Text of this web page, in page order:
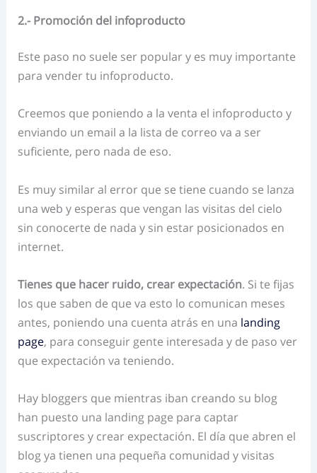
2.- Promoción del infoproducto
Este paso no suele ser popular y es muy importante
para vender tu infoproducto.
Creemos que poniendo a la venta el infoproducto y
enviando un email a la lista de correo va a ser
suficiente, pero nada de eso.
Es muy similar al error que se tiene cuando se lanza
una web y esperas que vengan las visitas del cielo
sin conocerte de nada y sin estar posicionados en
internet.
Tienes que hacer ruido, crear expectación. Si te fijas
los que saben de que va esto lo comunican meses
antes, poniendo una cuenta atrás en una landing
page, para conseguir gente interesada y de paso ver
que expectación va teniendo.
Hay bloggers que mientras iban creando su blog
han puesto una landing page para captar
suscriptores y crear expectación. El día que abren el
blog ya tienen una pequeña comunidad y visitas